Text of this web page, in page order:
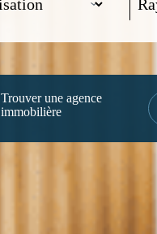
Trouver une agence
immobilière